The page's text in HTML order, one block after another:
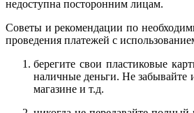
недоступна посторонним лицам.
Советы и рекомендации по
проведения платежей с
берегите свои пластиковые
наличные деньги. Не забывайте
магазине и т.д.